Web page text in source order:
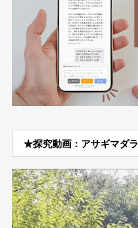
★探究動画：アサギマダラ
動
画
プ
レ
ー
ヤ
ー